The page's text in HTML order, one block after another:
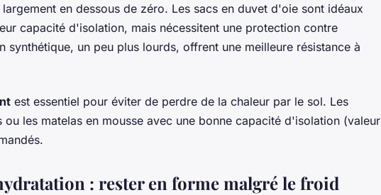
largement en dessous de zéro. Les sacs en duvet d'oie sont idéaux
capacité d'isolation, mais nécessitent une protection contre
synthétique, un peu plus lourds, offrent une meilleure résistance à
est essentiel pour éviter de perdre de la chaleur par le sol. Les
ou les matelas en mousse avec une bonne capacité d'isolation (valeur
: rester en forme malgré le froid